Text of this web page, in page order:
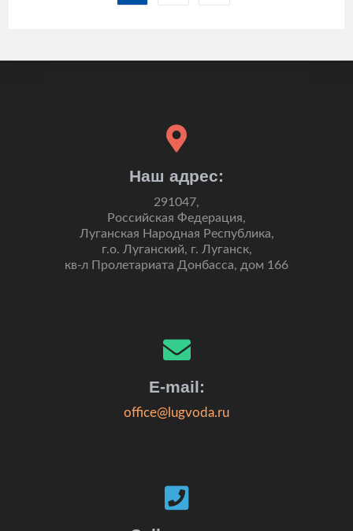
Наш адрес:
291047,
Российская Федерация,
Луганская Народная Республика,
г.о. Луганский, г. Луганск,
кв-л Пролетариата Донбасса, дом 166
E-mail:
office@lugvoda.ru